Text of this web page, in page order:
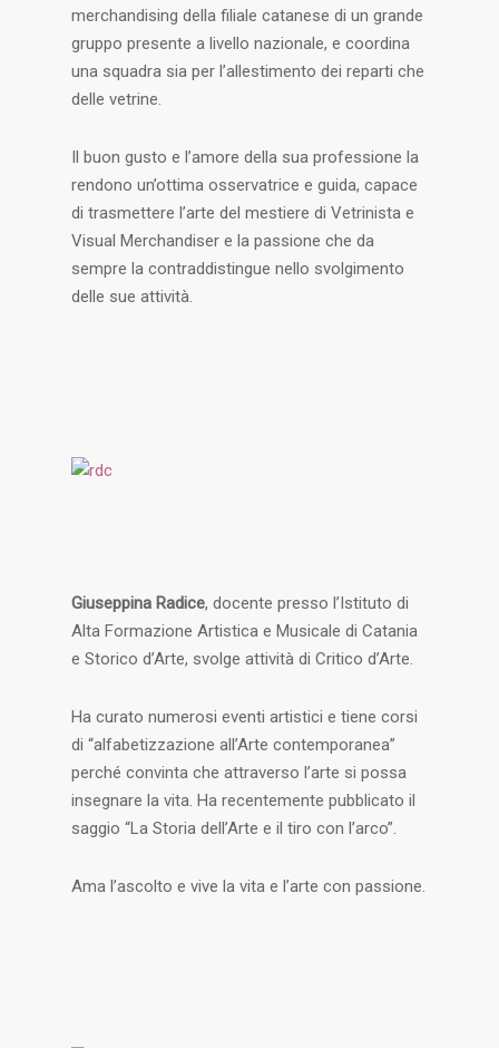
merchandising della filiale catanese di un grande
gruppo presente a livello nazionale, e coordina
una squadra sia per l’allestimento dei reparti che
delle vetrine.
Il buon gusto e l’amore della sua professione la
rendono un’ottima osservatrice e guida, capace
di trasmettere l’arte del mestiere di Vetrinista e
Visual Merchandiser e la passione che da
sempre la contraddistingue nello svolgimento
delle sue attività.
Giuseppina Radice, docente presso l’Istituto di
Alta Formazione Artistica e Musicale di Catania
e Storico d’Arte, svolge attività di Critico d’Arte.
Ha curato numerosi eventi artistici e tiene corsi
di “alfabetizzazione all’Arte contemporanea”
perché convinta che attraverso l’arte si possa
insegnare la vita. Ha recentemente pubblicato il
saggio “La Storia dell’Arte e il tiro con l’arco”.
Ama l’ascolto e vive la vita e l’arte con passione.